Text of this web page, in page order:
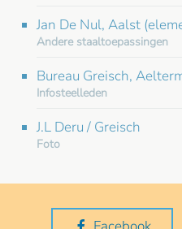
Jan De Nul, Aalst
Andere staaltoepassingen
Bureau Greisch,
Infosteelleden
J.L Deru / Greisch
Foto